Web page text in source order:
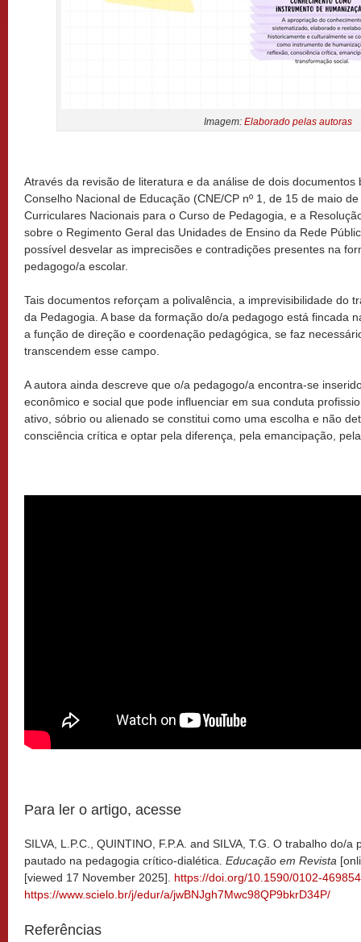
Imagem: Elaborado pelas autoras
Através da revisão de literatura e da análise de dois documentos
Conselho Nacional de Educação (CNE/CP nº 1, de 15 de maio
Curriculares Nacionais para o Curso de Pedagogia, e a
sobre o Regimento Geral das Unidades de Ensino da Rede
possível desvelar as imprecisões e contradições presentes na
pedagogo/a escolar.
Tais documentos reforçam a polivalência, a imprevisibilidade do
da Pedagogia. A base da formação do/a pedagogo está fincada
a função de direção e coordenação pedagógica, se faz
transcendem esse campo.
A autora ainda descreve que o/a pedagogo/a encontra-se
econômico e social que pode influenciar em sua conduta
ativo, sóbrio ou alienado se constitui como uma escolha e não
consciência crítica e optar pela diferença, pela emancipação,
Para ler o artigo, acesse
SILVA, L.P.C., QUINTINO, F.P.A. and SILVA, T.G. O trabalho do/
pautado na pedagogia crítico-dialética. Educação em Revista
[viewed 17 November 2025]. https://doi.org/10.1590/0102-
https://www.scielo.br/j/edur/a/jwBNJgh7Mwc98QP9bkrD34P/
Referências